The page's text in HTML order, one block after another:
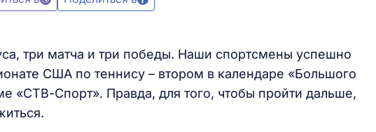
три матча и три победы. Наши спортсмены успешно
США по теннису – втором в календаре «Большого
«СТВ-Спорт». Правда, для того, чтобы пройти дальше,